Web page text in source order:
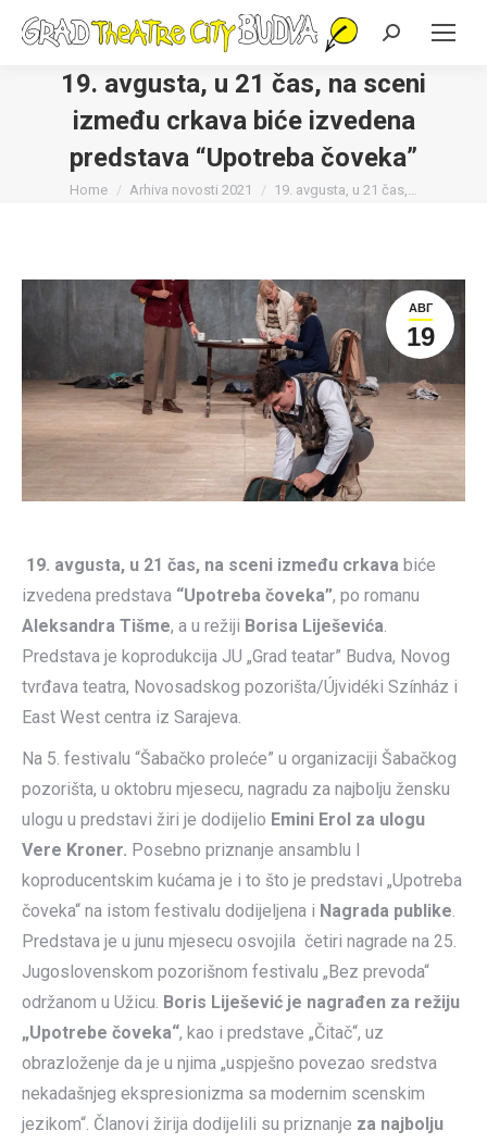
Search:
19. avgusta, u 21 čas, na sceni
između crkava biće izvedena
predstava “Upotreba čoveka”
You are here:
Home Arhiva novosti 2021 19. avgusta, u 21 čas,…
АВГ
19
19. avgusta, u 21 čas, na sceni između crkava biće
izvedena predstava “Upotreba čoveka”, po romanu
Aleksandra Tišme, a u režiji Borisa Liješevića.
Predstava je koprodukcija JU „Grad teatar” Budva, Novog
tvrđava teatra, Novosadskog pozorišta/Újvidéki Színház i
East West centra iz Sarajeva.
Na 5. festivalu “Šabačko proleće” u organizaciji Šabačkog
pozorišta, u oktobru mjesecu, nagradu za najbolju žensku
ulogu u predstavi žiri je dodijelio Emini Erol za ulogu
Vere Kroner. Posebno priznanje ansamblu I
koproducentskim kućama je i to što je predstavi „Upotreba
čoveka“ na istom festivalu dodijeljena i Nagrada publike.
Predstava je u junu mjesecu osvojila četiri nagrade na 25.
Jugoslovenskom pozorišnom festivalu „Bez prevoda“
održanom u Užicu. Boris Liješević je nagrađen za režiju
„Upotrebe čoveka“, kao i predstave „Čitač“, uz
obrazloženje da je u njima „uspješno povezao sredstva
nekadašnjeg ekspresionizma sa modernim scenskim
jezikom“. Članovi žirija dodijelili su priznanje za najbolju